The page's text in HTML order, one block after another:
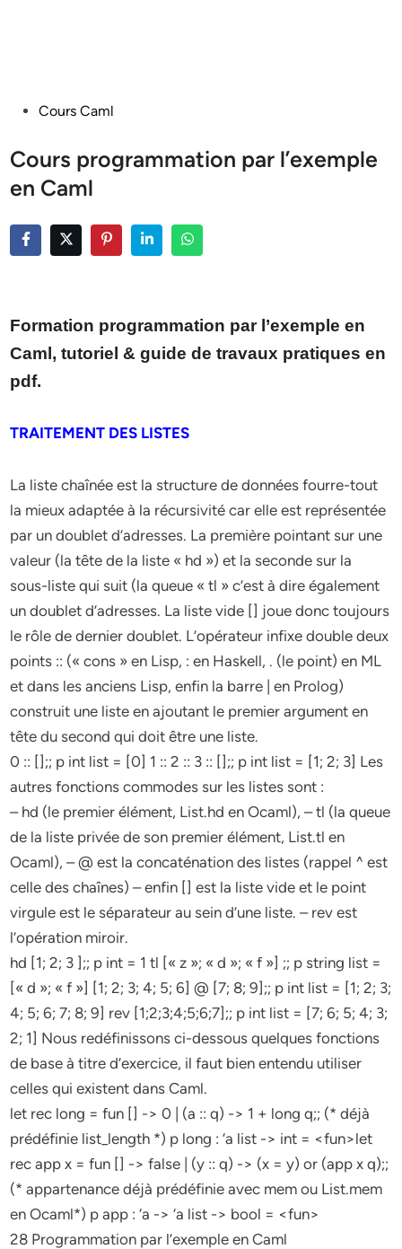
PostedCours Caml
Cours programmation par l’exemple
en Caml
Formation programmation par l’exemple en
Caml, tutoriel & guide de travaux pratiques en
pdf.
TRAITEMENT DES LISTES
La liste chaînée est la structure de données fourre-tout
la mieux adaptée à la récursivité car elle est représentée
par un doublet d’adresses. La première pointant sur une
valeur (la tête de la liste « hd ») et la seconde sur la
sous-liste qui suit (la queue « tl » c’est à dire également
un doublet d’adresses. La liste vide [] joue donc toujours
le rôle de dernier doublet. L’opérateur infixe double deux
points :: (« cons » en Lisp, : en Haskell, . (le point) en ML
et dans les anciens Lisp, enfin la barre | en Prolog)
construit une liste en ajoutant le premier argument en
tête du second qui doit être une liste.
0 :: [];; p int list = [0] 1 :: 2 :: 3 :: [];; p int list = [1; 2; 3] Les
autres fonctions commodes sur les listes sont :
– hd (le premier élément, List.hd en Ocaml), – tl (la queue
de la liste privée de son premier élément, List.tl en
Ocaml), – @ est la concaténation des listes (rappel ^ est
celle des chaînes) – enfin [] est la liste vide et le point
virgule est le séparateur au sein d’une liste. – rev est
l’opération miroir.
hd [1; 2; 3 ];; p int = 1 tl [« z »; « d »; « f »] ;; p string list =
[« d »; « f »] [1; 2; 3; 4; 5; 6] @ [7; 8; 9];; p int list = [1; 2; 3;
4; 5; 6; 7; 8; 9] rev [1;2;3;4;5;6;7];; p int list = [7; 6; 5; 4; 3;
2; 1] Nous redéfinissons ci-dessous quelques fonctions
de base à titre d’exercice, il faut bien entendu utiliser
celles qui existent dans Caml.
let rec long = fun [] -> 0 | (a :: q) -> 1 + long q;; (* déjà
prédéfinie list_length *) p long : ‘a list -> int = <fun>let
rec app x = fun [] -> false | (y :: q) -> (x = y) or (app x q);;
(* appartenance déjà prédéfinie avec mem ou List.mem
en Ocaml*) p app : ‘a -> ‘a list -> bool = <fun>
28 Programmation par l’exemple en Caml